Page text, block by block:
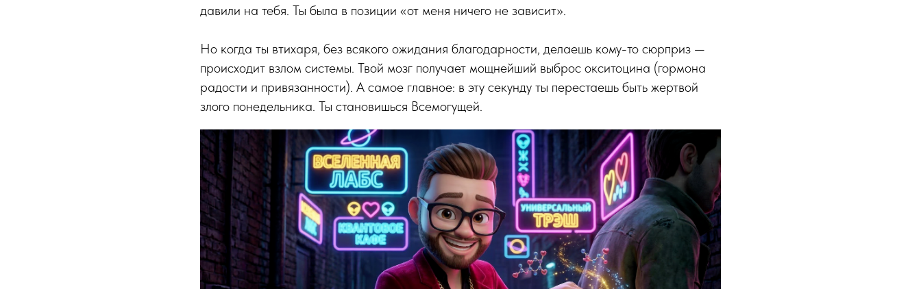
давили на тебя. Ты была в позиции «от меня ничего не зависит».
Но когда ты втихаря, без всякого ожидания благодарности, делаешь кому-то сюрприз —
происходит взлом системы. Твой мозг получает мощнейший выброс окситоцина (гормона
радости и привязанности). А самое главное: в эту секунду ты перестаешь быть жертвой
злого понедельника. Ты становишься Всемогущей.